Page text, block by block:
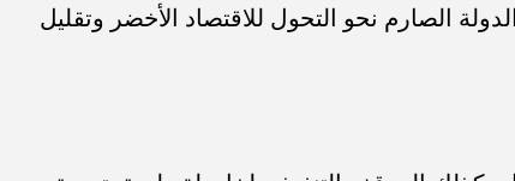
الصارم نحو التحول للاقتصاد الأخضر وتقليل